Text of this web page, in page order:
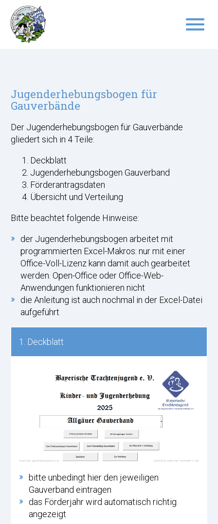
menu
Jugenderhebungsbogen für
Gauverbände
Der Jugenderhebungsbogen für Gauverbände
gliedert sich in 4 Teile:
Deckblatt
Jugenderhebungsbogen Gauverband
Förderantragsdaten
Übersicht und Verteilung
Bitte beachtet folgende Hinweise:
der Jugenderhebungsbogen arbeitet mit
programmierten Excel-Makros: nur mit einer
Office-Voll-Lizenz kann damit auch gearbeitet
werden. Open-Office oder Office-Web-
Anwendungen funktionieren nicht
die Anleitung ist auch nochmal in der Excel-Datei
aufgeführt
1. Deckblatt
bitte unbedingt hier den jeweiligen
Gauverband eintragen
das Förderjahr wird automatisch richtig
angezeigt